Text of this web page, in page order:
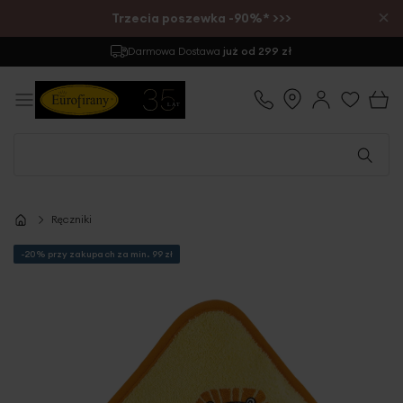
Trzecia poszewka -90%* >>> ×
Darmowa Dostawa już od 299 zł
Ręczniki
-20% przy zakupach za min. 99 zł